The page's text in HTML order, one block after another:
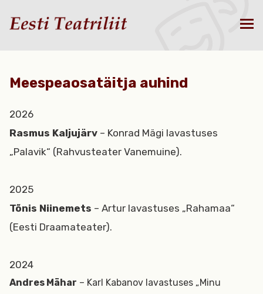
Meespeaosatäitja auhind
2026
Rasmus Kaljujärv – Konrad Mägi lavastuses
„Palavik“ (Rahvusteater Vanemuine).
2025
Tõnis Niinemets – Artur lavastuses „Rahamaa“
(Eesti Draamateater).
2024
Andres Mähar – Karl Kabanov lavastuses „Minu